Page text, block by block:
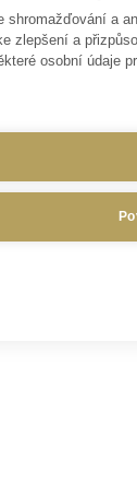
shromažďování a
zlepšení a
osobní údaje